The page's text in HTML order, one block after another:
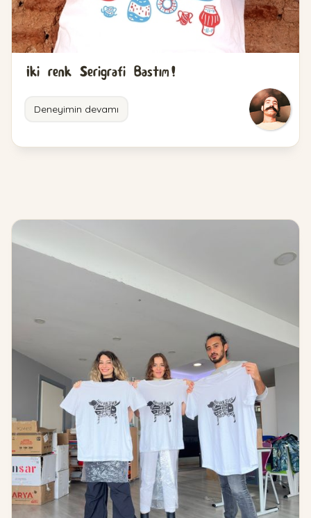
İki renk Serigrafi Bastım!
Deneyimin devamı